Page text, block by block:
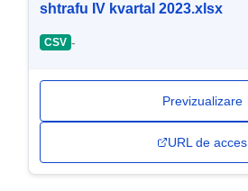
shtrafu IV kvartal 2023.xlsx
CSV -
Previzualizare
URL de acces